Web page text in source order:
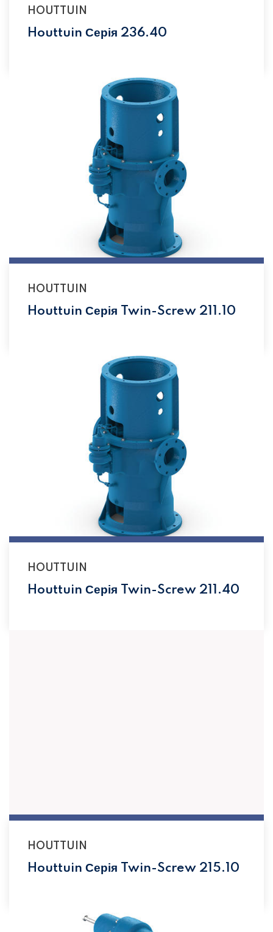
HOUTTUIN
Houttuin Серія 236.40
HOUTTUIN
Houttuin Серія Twin-Screw 211.10
HOUTTUIN
Houttuin Серія Twin-Screw 211.40
HOUTTUIN
Houttuin Серія Twin-Screw 215.10